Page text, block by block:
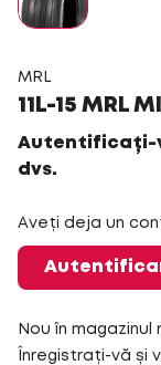
MRL
11L-15 MRL
Autentificați-
dvs.
Aveți deja un
Nou în
Înregistrați-vă și